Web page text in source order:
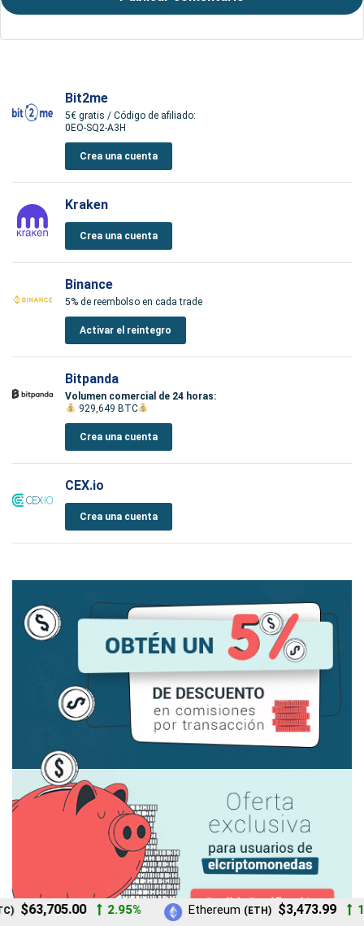
Bit2me
5€ gratis / Código de afiliado:
0EO-SQ2-A3H
Crea una cuenta
Kraken
Crea una cuenta
Binance
5% de reembolso en cada trade
Activar el reintegro
Bitpanda
Volumen comercial de 24 horas:
929,649 BTC
Crea una cuenta
CEX.io
Crea una cuenta
$63,705.00 2.95% Ethereum (ETH) $3,473.99